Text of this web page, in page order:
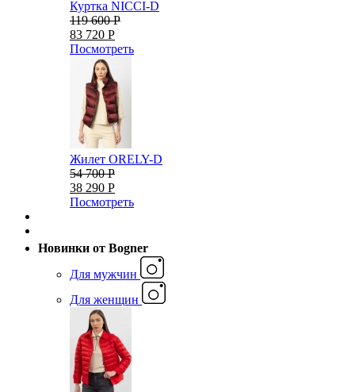
Куртка NICCI-D
119 600 Р
83 720 Р
Посмотреть
Жилет ORELY-D
54 700 Р
38 290 Р
Посмотреть
Новинки от Bogner
Для мужчин
Для женщин